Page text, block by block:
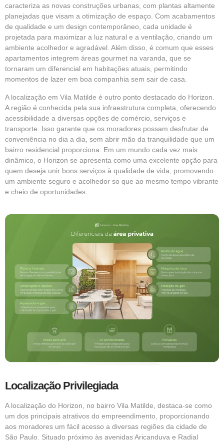
caracteriza as novas construções urbanas, com plantas altamente
planejadas que visam a otimização de espaço. Com acabamentos
de qualidade e um design contemporâneo, cada unidade é
projetada para maximizar a luz natural e a ventilação, criando um
ambiente acolhedor e agradável. Além disso, é comum que esses
apartamentos integrem áreas gourmet na varanda, que se
tornaram um diferencial em habitações atuais, permitindo
momentos de lazer em boa companhia sem sair de casa.
A localização em Vila Matilde é outro ponto destacado do Horizon.
A região é conhecida pela sua infraestrutura completa, oferecendo
acessibilidade a diversas opções de comércio, serviços e
transporte. Isso garante que os moradores possam desfrutar de
conveniência no dia a dia, sem abrir mão da tranquilidade que um
bairro residencial proporciona. Em um mundo cada vez mais
dinâmico, o Horizon se apresenta como uma excelente opção para
quem deseja unir bons serviços à qualidade de vida, promovendo
um ambiente seguro e acolhedor so que ao mesmo tempo vibrante
e cheio de oportunidades.
Localização Privilegiada
A localização do Horizon, no bairro Vila Matilde, destaca-se como
um dos principais atrativos do empreendimento, proporcionando
aos moradores um fácil acesso a diversas regiões da cidade de
São Paulo. Situado próximo às avenidas Aricanduva e Radial